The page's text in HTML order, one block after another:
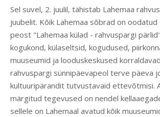
Sel suvel, 2. juulil, tähistab Lahemaa
juubelit. Kõik Lahemaa sõbrad on oodatud
peost "Lahemaa külad - rahvuspargi
kogukond, külaseltsid, kogudused,
muuseumid ja looduskeskused
rahvuspargi sünnipäevapeol terve päeva
kultuuripärandit tutvustavaid ettevõtmisi.
märgitud tegevused on nendel
sellele on Lahemaal avatud kõik